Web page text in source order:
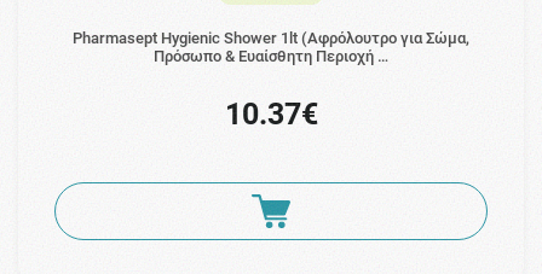
Pharmasept Hygienic Shower 1lt (Αφρόλουτρο για Σώμα,
Πρόσωπο & Ευαίσθητη Περιοχή …
10.37€